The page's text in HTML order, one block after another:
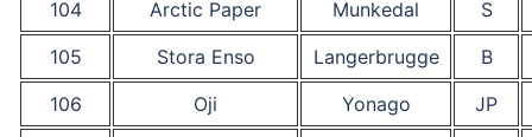
104 Arctic Paper Munkedal
S
105
Stora Enso Langerbrugge
B
106
Oji Yonago JP